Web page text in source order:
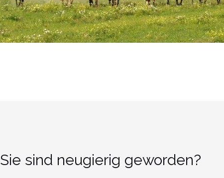
Sie sind neugierig geworden?